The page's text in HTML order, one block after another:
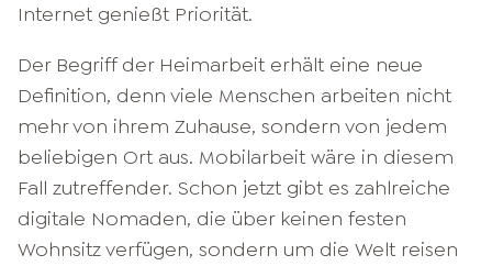
Internet genießt Priorität.
Der Begriff der Heimarbeit erhält eine neue
Definition, denn viele Menschen arbeiten nicht
mehr von ihrem Zuhause, sondern von jedem
beliebigen Ort aus. Mobilarbeit wäre in diesem
Fall zutreffender. Schon jetzt gibt es zahlreiche
digitale Nomaden, die über keinen festen
Wohnsitz verfügen, sondern um die Welt reisen